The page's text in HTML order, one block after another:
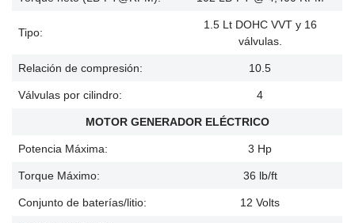
Tipo:
1.5 Lt DOHC VVT y 16
válvulas.
Relación de compresión: 10.5
Válvulas por cilindro: 4
MOTOR GENERADOR ELÉCTRICO
Potencia Máxima: 3 Hp
Torque Máximo: 36 lb/ft
Conjunto de baterías/litio: 12 Volts